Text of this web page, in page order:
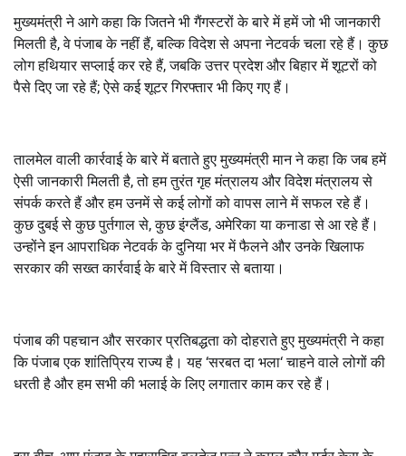
मुख्यमंत्री ने आगे कहा कि जितने भी गैंगस्टरों के बारे में हमें जो भी जानकारी
मिलती है,वे पंजाब के नहीं हैं,बल्कि विदेश से अपना नेटवर्क चला रहे हैं। कुछ
लोग हथियार सप्लाई कर रहे हैं,जबकि उत्तर प्रदेश और बिहार में शूटरों को
पैसे दिए जा रहे हैं;ऐसे कई शूटर गिरफ्तार भी किए गए हैं।
तालमेल वाली कार्रवाई के बारे में बताते हुए मुख्यमंत्री मान ने कहा कि जब हमें
ऐसी जानकारी मिलती है,तो हम तुरंत गृह मंत्रालय और विदेश मंत्रालय से
संपर्क करते हैं और हम उनमें से कई लोगों को वापस लाने में सफल रहे हैं।
कुछ दुबई से कुछ पुर्तगाल से,कुछ इंग्लैंड, अमेरिका या कनाडा से आ रहे हैं।
उन्होंने इन आपराधिक नेटवर्क के दुनिया भर में फैलने और उनके खिलाफ
सरकार की सख्त कार्रवाई के बारे में विस्तार से बताया।
पंजाब की पहचान और सरकार प्रतिबद्धता को दोहराते हुए मुख्यमंत्री ने कहा
कि पंजाब एक शांतिप्रिय राज्य है। यह ‘सरबत दा भला‘चाहने वाले लोगों की
धरती है और हम सभी की भलाई के लिए लगातार काम कर रहे हैं।